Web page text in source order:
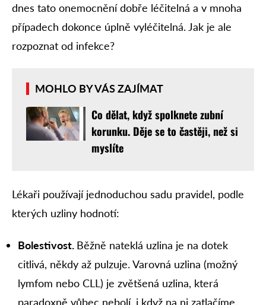
dnes tato onemocnění dobře léčitelná a v mnoha
případech dokonce úplně vyléčitelná. Jak je ale
rozpoznat od infekce?
MOHLO BY VÁS ZAJÍMAT
Co dělat, když spolknete zubní
korunku. Děje se to častěji, než si
myslíte
Lékaři používají jednoduchou sadu pravidel, podle
kterých uzliny hodnotí:
Bolestivost. Běžně nateklá uzlina je na dotek
citlivá, někdy až pulzuje. Varovná uzlina (možný
lymfom nebo CLL) je zvětšená uzlina, která
paradoxně vůbec nebolí, i když na ni zatlačíme.